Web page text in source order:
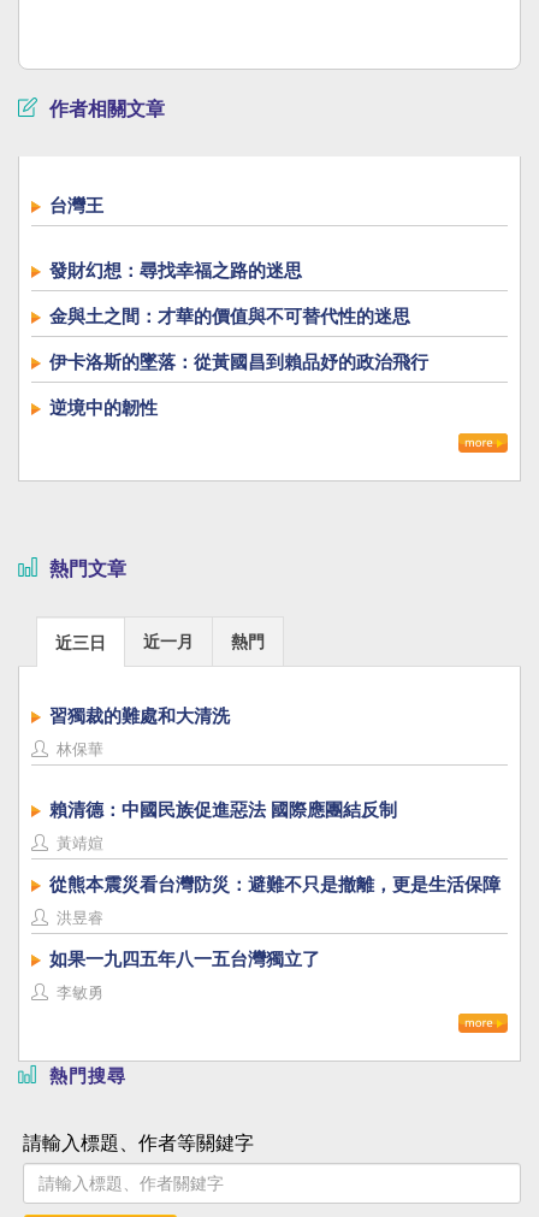
作者相關文章
台灣王
發財幻想：尋找幸福之路的迷思
金與土之間：才華的價值與不可替代性的迷思
伊卡洛斯的墜落：從黃國昌到賴品妤的政治飛行
逆境中的韌性
熱門文章
近三日 近一月 熱門
習獨裁的難處和大清洗
林保華
賴清德：中國民族促進惡法 國際應團結反制
黃靖媗
從熊本震災看台灣防災：避難不只是撤離，更是生活保障
洪昱睿
如果一九四五年八一五台灣獨立了
李敏勇
熱門搜尋
請輸入標題、作者等關鍵字